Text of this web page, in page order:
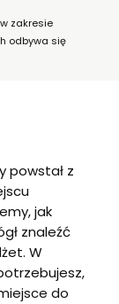
zakresie
odbywa się
powstał z
jak
znaleźć
W
do